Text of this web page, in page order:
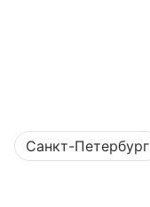
Санкт-Петербург